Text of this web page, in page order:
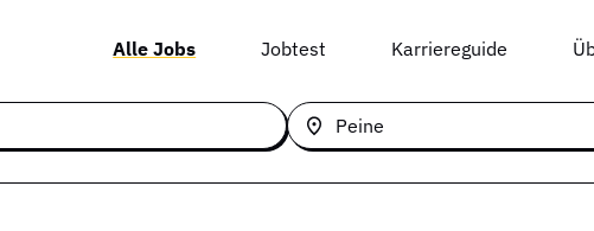
Alle Jobs Jobtest Karriereguide